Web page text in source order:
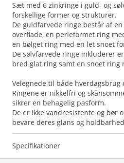
Sæt med 6 zinkringe i guld- og
forskellige former og strukturer.
De guldfarvede ringe består af
overflade, en perleformet ring
en bølget ring med en let snoet
De sølvfarvede ringe inkluderer
bred glat ring samt en snoet ring
Velegnede til både
Ringene er nikkelfri og
sikrer en behagelig pasform.
De er ikke vandresistente og bør
bevare deres glans og
Specifikationer